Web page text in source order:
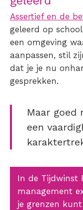
Assertief en de
geleerd op
een omgeving
aanpassen, stil
dat je je nu
gesprekken.
Maar goed
een
In de Tijdwinst
management
je grenzen